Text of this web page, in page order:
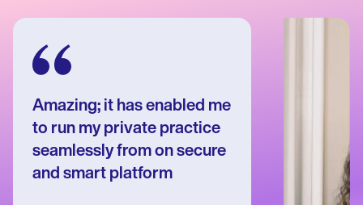
Help Center
Training Hub
Webinars
Become a Partner
Pricing
Why Carepatron?
Amazing; it has enabled me
to run my private practice
seamlessly from on secure
and smart platform